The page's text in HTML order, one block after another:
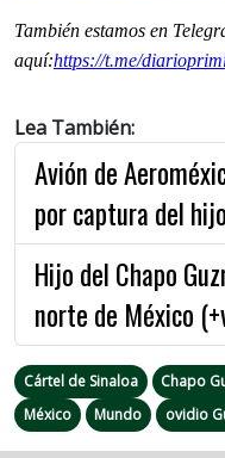
También estamos en
aquí:https://t.me/
Lea También:
Avión de
por captura del
Hijo del Chapo
norte de México
Cártel de Sinaloa Chapo
México
Mundo ovidio